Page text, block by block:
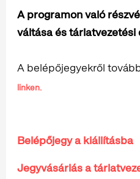
A programon való
váltása és tárlatvezetési
A belépőjegyekről
linken.
Belépőjegy a kiállításba
Jegyvásárlás a